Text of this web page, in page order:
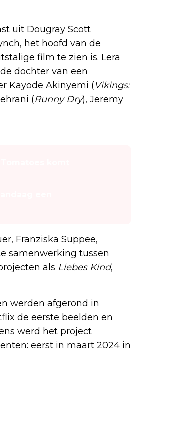
uit Dougray Scott
het hoofd van de
film te zien is. Lera
dochter van een
Kayode Akinyemi (Vikings:
(Runny Dry), Jeremy
Franziska Suppee,
samenwerking tussen
als Liebes Kind,
werden afgerond in
de eerste beelden en
werd het project
eerst in maart 2024 in